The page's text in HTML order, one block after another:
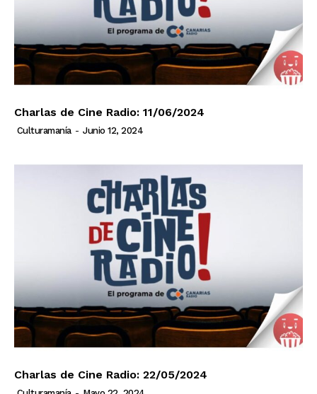
Charlas de Cine Radio: 11/06/2024
Culturamanía - Junio 12, 2024
Charlas de Cine Radio: 22/05/2024